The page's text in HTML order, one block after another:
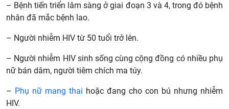
– Bệnh tiến triển lâm sàng ở giai đoạn 3 và 4, trong đó bệnh
nhân đã mắc bệnh lao.
– Người nhiễm HIV từ 50 tuổi trở lên.
– Người nhiễm HIV sinh sống cùng cộng đồng có nhiều phụ
nữ bán dâm, người tiêm chích ma túy.
– Phụ nữ mang thai hoặc đang cho con bú nhưng nhiễm
HIV.